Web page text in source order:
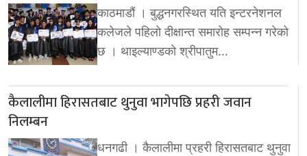
काठमाडौं । बुद्धनगरस्थित यति इन्टरनेशनल
कलेजले पहिलो दीक्षान्त समारोह सम्पन्न गरेको
छ । थाइल्याण्डको श्रीपातुम…
कैलालीमा हिरासतबाट थुनुवा भागेपछि प्रहरी जवान
निलम्बन
धनगढी । कैलालीमा प्रहरी हिरासतबाट थुनुवा